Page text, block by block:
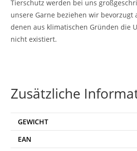
Tierschutz werden bei uns
unsere Garne beziehen wir bevorzugt
denen aus klimatischen Gründen die
nicht existiert.
Zusätzliche
GEWICHT
EAN